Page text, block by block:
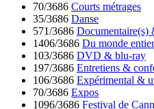
70/3686 Courts métrages
35/3686 Danse
571/3686 Documentaire(s)
1406/3686 Du monde
103/3686 DVD & blu-ray
197/3686 Entretiens &
106/3686 Expérimental &
70/3686 Expos
1096/3686 Festival de